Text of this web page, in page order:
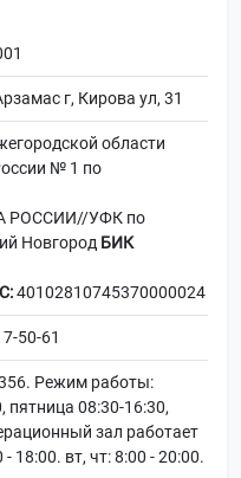
г, Кирова ул, 31
области
№ 1 по
РОССИИ//УФК по
Новгород БИК
40102810745370000024
50-61
Режим работы:
пятница 08:30-16:30,
зал работает
18:00. вт, чт: 8:00 - 20:00.